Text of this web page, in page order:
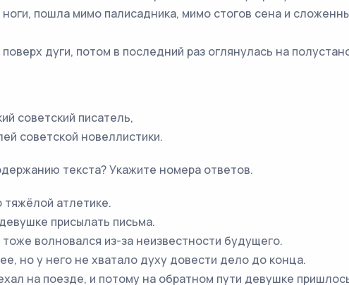
пошла мимо палисадника, мимо стогов сена и
дуги, потом в последний раз оглянулась на
советский писатель,
советской новеллистики.
текста? Укажите номера ответов.
тяжёлой атлетике.
присылать письма.
волновался из-за неизвестности будущего.
но у него не хватало духу довести дело до конца.
на поезде, и потому на обратном пути девушке